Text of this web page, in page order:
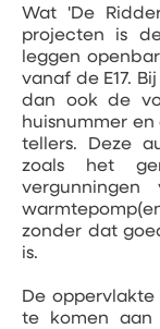
Wat 'De
projecten is
leggen
vanaf de E17.
dan ook de
huisnummer
tellers. Deze
zoals het
vergunningen
zonder dat
is.
De
te komen aan